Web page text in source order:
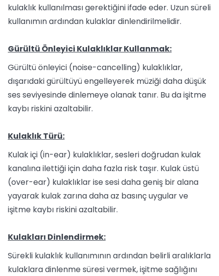
kulaklık kullanılması gerektiğini ifade eder. Uzun süreli
kullanımın ardından kulaklar dinlendirilmelidir.
Gürültü Önleyici Kulaklıklar Kullanmak:
Gürültü önleyici (noise-cancelling) kulaklıklar,
dışarıdaki gürültüyü engelleyerek müziği daha düşük
ses seviyesinde dinlemeye olanak tanır. Bu da işitme
kaybı riskini azaltabilir.
Kulaklık Türü:
Kulak içi (in-ear) kulaklıklar, sesleri doğrudan kulak
kanalına ilettiği için daha fazla risk taşır. Kulak üstü
(over-ear) kulaklıklar ise sesi daha geniş bir alana
yayarak kulak zarına daha az basınç uygular ve
işitme kaybı riskini azaltabilir.
Kulakları Dinlendirmek:
Sürekli kulaklık kullanımının ardından belirli aralıklarla
kulaklara dinlenme süresi vermek, işitme sağlığını